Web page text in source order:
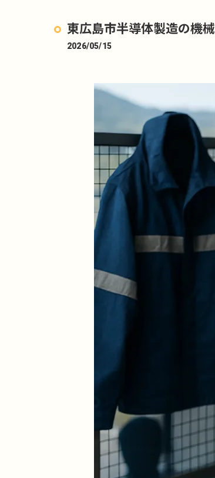
東広島市半導体製造の機
2026/05/15